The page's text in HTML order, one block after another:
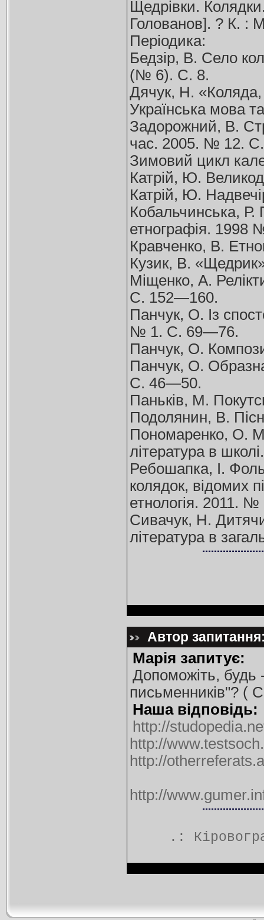
Щедрівки.
Голованов]. ? К. :
Періодика:
Бедзір, В. Село
(№ 6). С. 8.
Дячук, Н. «Коляда,
Українська мова
Задорожний, В.
час. 2005. № 12.
Зимовий цикл
Катрій, Ю.
Катрій, Ю.
Кобальчинська, Р.
етнографія. 1998
Кравченко, В.
Кузик, В.
Міщенко, А.
С. 152—160.
Панчук, О. Із
№ 1. С. 69—76.
Панчук, О.
Панчук, О.
С. 46—50.
Паньків, М.
Подолянин, В.
Пономаренко, О.
література в
Ребошапка, І.
колядок, відомих
етнологія. 2011.
Сивачук, Н.
література в
Автор
Марія запитує:
Допоможіть, будь
письменників"? (
Наша відповідь:
http://
http://
http://
http://
.: